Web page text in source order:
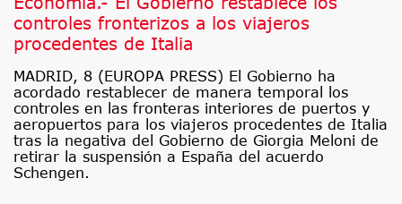
controles fronterizos a los viajeros
procedentes de Italia
MADRID, 8 (EUROPA PRESS) El Gobierno ha
acordado restablecer de manera temporal los
controles en las fronteras interiores de puertos y
aeropuertos para los viajeros procedentes de Italia
tras la negativa del Gobierno de Giorgia Meloni de
retirar la suspensión a España del acuerdo
Schengen.